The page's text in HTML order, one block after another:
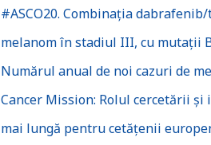
#ASCO20. Combinația
melanom în stadiul III, cu mutații
Numărul anual de noi cazuri de
Cancer Mission: Rolul cercetării
mai lungă pentru cetățenii